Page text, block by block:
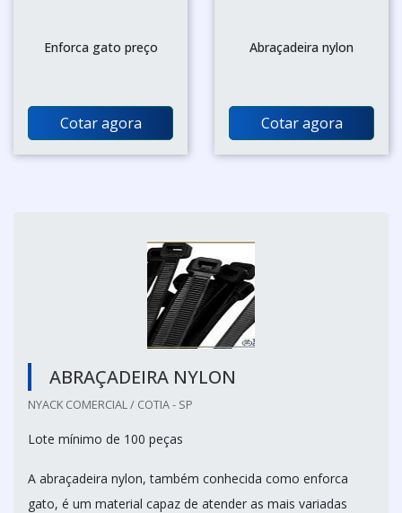
Enforca gato preço
Cotar agora
Abraçadeira nylon
Cotar agora
ABRAÇADEIRA NYLON
NYACK COMERCIAL / COTIA - SP
Lote mínimo de 100 peças
A abraçadeira nylon, também conhecida como enforca
gato, é um material capaz de atender as mais variadas